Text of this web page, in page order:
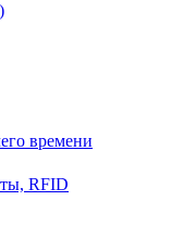
времени
RFID